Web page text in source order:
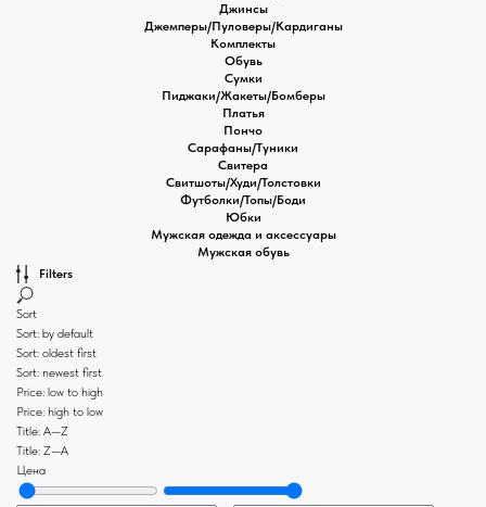
Джинсы
Джемперы/Пуловеры/Кардиганы
Комплекты
Обувь
Сумки
Пиджаки/Жакеты/Бомберы
Платья
Пончо
Сарафаны/Туники
Свитера
Свитшоты/Худи/Толстовки
Футболки/Топы/Боди
Юбки
Мужская одежда и аксессуары
Мужская обувь
Filters
Sort
Sort: by default
Sort: oldest first
Sort: newest first
Price: low to high
Price: high to low
Title: A—Z
Title: Z—A
Цена